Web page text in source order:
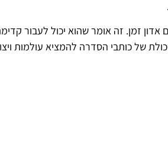
זמן. זה אומר שהוא יכול לעבור
של כותבי הסדרה להמציא עולמות